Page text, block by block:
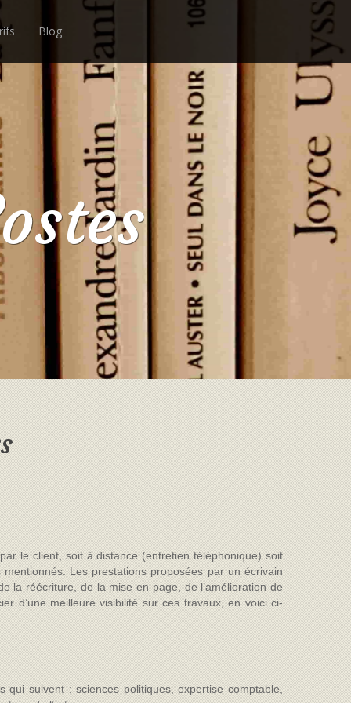
Blog
le client, soit à distance (entretien téléphonique) soit
Les prestations proposées par un écrivain
la réécriture, de la mise en page, de l’amélioration de
d’une meilleure visibilité sur ces travaux, en voici ci-
suivent : sciences politiques, expertise comptable,